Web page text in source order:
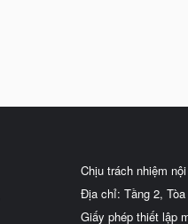
Chịu trách nhiệm
Địa chỉ: Tầng 2,
Giấy phép thiết lập